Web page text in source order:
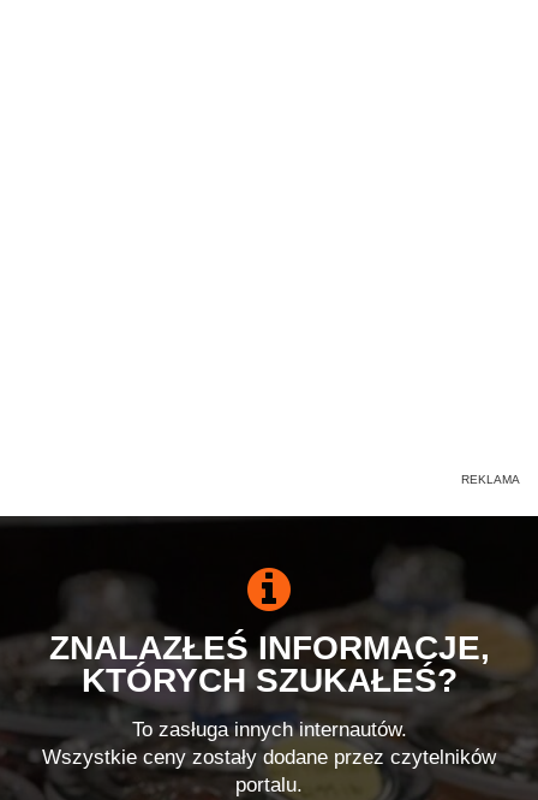
ZNALAZŁEŚ INFORMACJE,
KTÓRYCH SZUKAŁEŚ?
To zasługa innych internautów.
Wszystkie ceny zostały dodane przez czytelników
portalu.